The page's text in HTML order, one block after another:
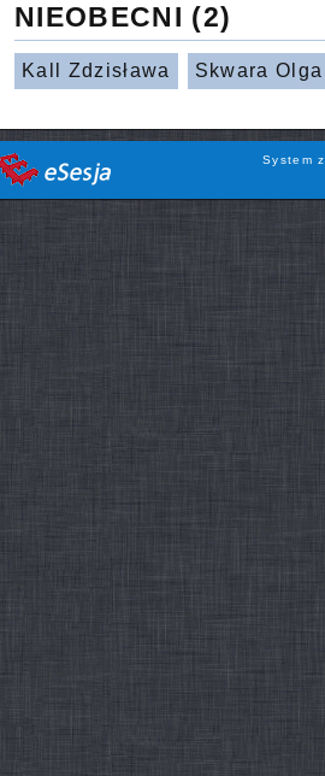
NIEOBECNI (2)
Kall Zdzisława Skwara Olga
System